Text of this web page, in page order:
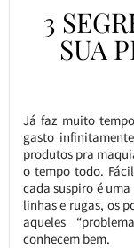
3
SUA
Já faz muito
gasto
produtos pra
o tempo todo.
cada suspiro é
linhas e rugas, os
aqueles
conhecem bem.